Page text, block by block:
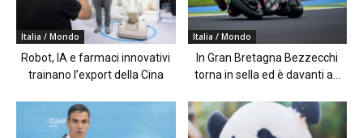
Italia / Mondo
Robot, IA e farmaci innovativi
trainano l’export della Cina
Italia / Mondo
In Gran Bretagna Bezzecchi
torna in sella ed è davanti a...